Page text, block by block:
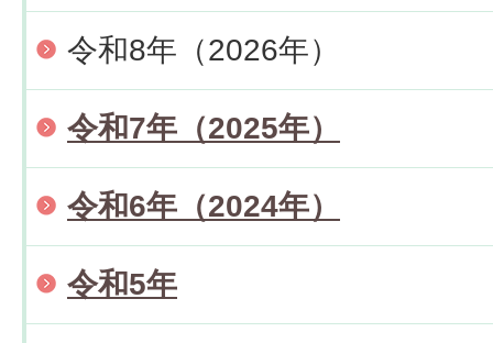
令和8年（2026年）
令和7年（2025年）
令和6年（2024年）
令和5年